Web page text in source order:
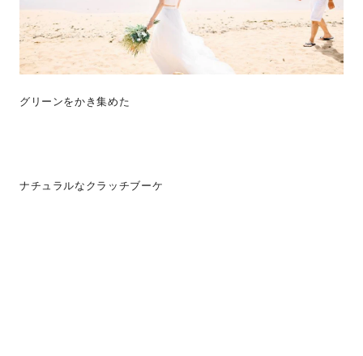
グリーンをかき集めた
ナチュラルなクラッチブーケ